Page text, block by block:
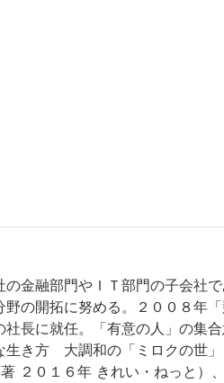
金融部門やＩＴ部門の子会社
の開拓に努める。２００８年
長に就任。「有意の人」の集
生き方 大調和の「ミロクの世
２０１６年 きれい・ねっと）